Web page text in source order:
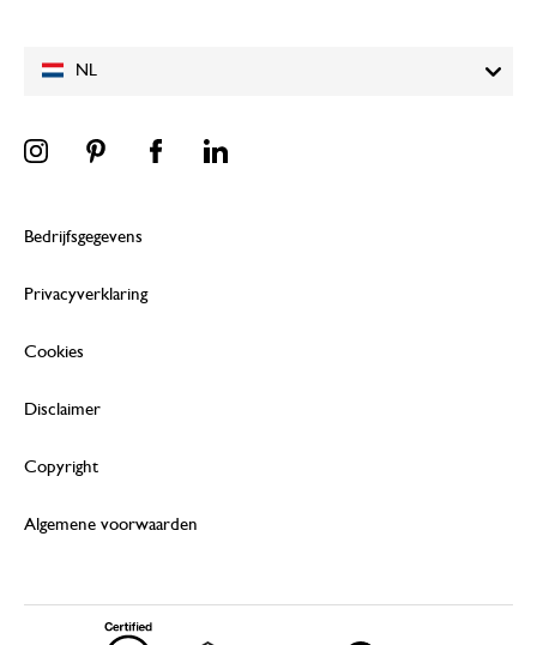
NL
Bedrijfsgegevens
Privacyverklaring
Cookies
Disclaimer
Copyright
Algemene voorwaarden